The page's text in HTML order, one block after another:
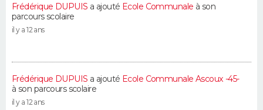
Frédérique DUPUIS a ajouté Ecole Communale à son
parcours scolaire
il y a 12 ans
Frédérique DUPUIS a ajouté Ecole Communale Ascoux -45-
à son parcours scolaire
il y a 12 ans